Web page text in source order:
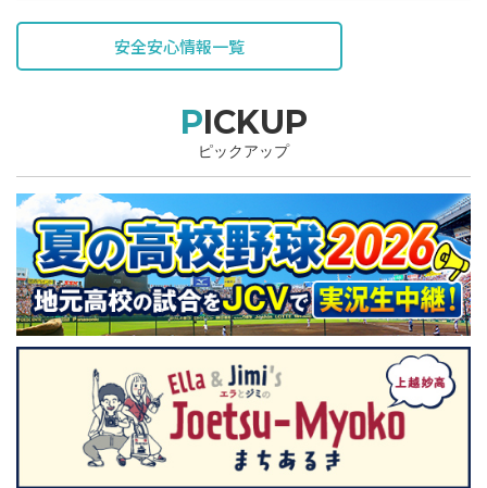
安全安心情報一覧
PICKUP
ピックアップ